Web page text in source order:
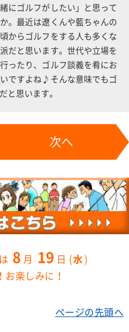
にゴルフがしたい」と思って
。最近は遼くんや藍ちゃんの
からゴルフをする人も多くな
だと思います。世代や立場を
ったり、ゴルフ談義を肴にお
ですよね♪そんな意味でもゴ
と思います。
次へ
8 19
水
お楽しみに！
ページの先頭へ